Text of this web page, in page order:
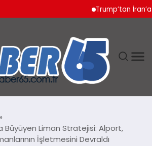
Trump’tan İran’a
Büyüyen Liman Stratejisi: Alport,
İşletmesini Devraldı